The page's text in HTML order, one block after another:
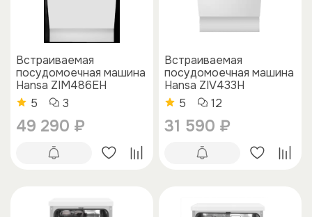
Встраиваемая
посудомоечная машина
Hansa ZIM486EH
5
3
49 290 ₽
Встраиваемая
посудомоечная машина
Hansa ZIV433H
5
12
31 590 ₽